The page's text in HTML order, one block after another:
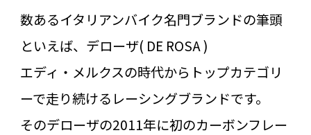
数あるイタリアンバイク名門ブランドの筆頭
といえば、デローザ( DE ROSA )
エディ・メルクスの時代からトップカテゴリ
ーで走り続けるレーシングブランドです。
そのデローザの2011年に初のカーボンフレー